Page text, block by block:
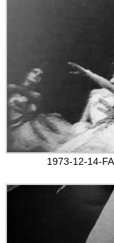
1973-12-14-